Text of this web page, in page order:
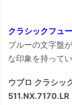
クラシックフュ
ブルーの文字盤
な印象を持ってい
ウブロ クラシッ
511.NX.7170.LR